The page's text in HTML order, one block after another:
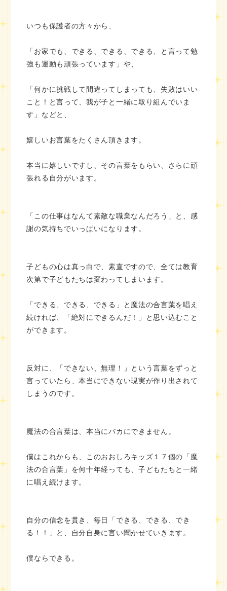
いつも保護者の方々から、
「お家でも、できる、できる、できる、と言って勉
強も運動も頑張っています」や、
「何かに挑戦して間違ってしまっても、失敗はいい
こと！と言って、我が子と一緒に取り組んでいま
す」などと、
嬉しいお言葉をたくさん頂きます。
本当に嬉しいですし、その言葉をもらい、さらに頑
張れる自分がいます。
「この仕事はなんて素敵な職業なんだろう」と、感
謝の気持ちでいっぱいになります。
子どもの心は真っ白で、素直ですので、全ては教育
次第で子どもたちは変わってしまいます。
「できる、できる、できる」と魔法の合言葉を唱え
続ければ、「絶対にできるんだ！」と思い込むこと
ができます。
反対に、「できない、無理！」という言葉をずっと
言っていたら、本当にできない現実が作り出されて
しまうのです。
魔法の合言葉は、本当にバカにできません。
僕はこれからも、このおおしろキッズ１７個の「魔
法の合言葉」を何十年経っても、子どもたちと一緒
に唱え続けます。
自分の信念を貫き、毎日「できる、できる、でき
る！！」と、自分自身に言い聞かせていきます。
僕ならできる。